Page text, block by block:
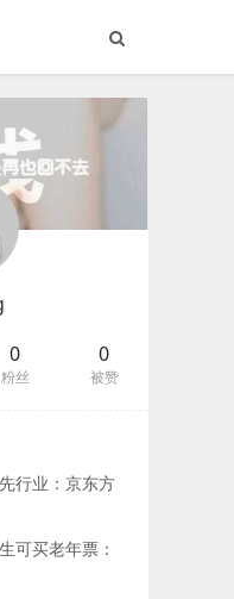
0
粉丝
0
被赞
行业：京东方
可买老年票：